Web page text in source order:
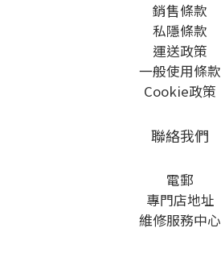
銷售條款
私隱條款
運送政策
一般使用條款
Cookie政策
聯絡我們
電郵
專門店地址
維修服務中心